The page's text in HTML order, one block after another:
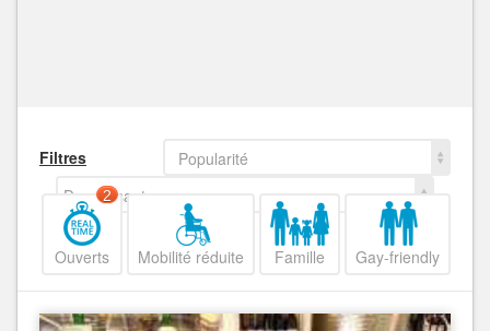
Filtres
Popularité
Decroissant
Ouverts
2
Mobilité réduite Famille Gay-friendly